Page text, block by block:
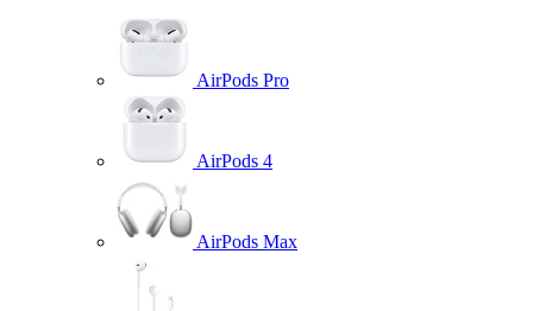
AirPods Pro
AirPods 4
AirPods Max